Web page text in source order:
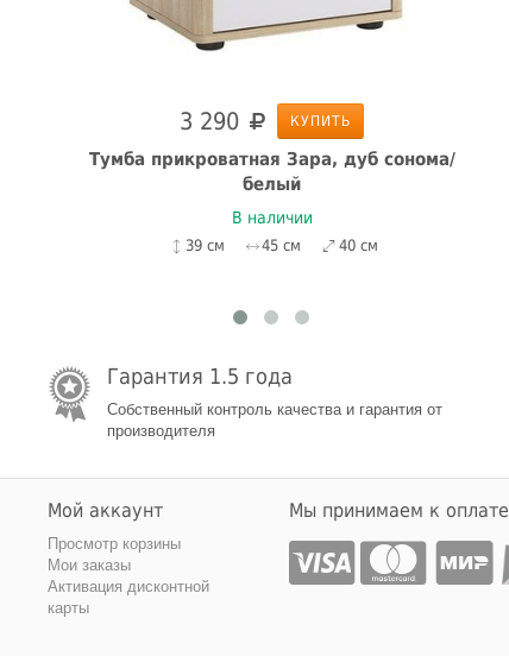
3 290 КУПИТЬ
Тумба прикроватная Зара, дуб сонома/
белый
В наличии
39 см 45 см 40 см
Гарантия 1.5 года
Собственный контроль качества и гарантия от
производителя
Мой аккаунт
Просмотр корзины
Мои заказы
Активация дисконтной
карты
Мы принимаем к оплате